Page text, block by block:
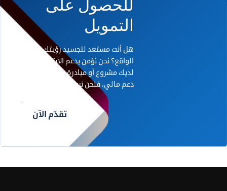
للحصول على
التمويل
هل أنت مستعد لتجسيد رؤيتك على أرض
الواقع؟ نحن نؤمن بدعم الابتكار. إذا كان
لديك مشروع أو مبادرة رائدة تحتاج إلى
دعم مالي، فنحن نريد أن نسمع منك.
تقدّم الآن